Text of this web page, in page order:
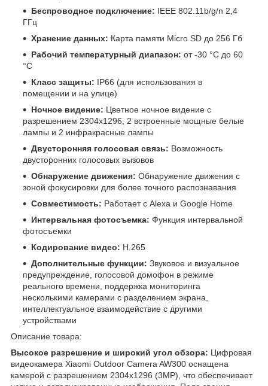
Беспроводное подключение: IEEE 802.11b/g/n 2,4
ГГц
Хранение данных: Карта памяти Micro SD до 256 Гб
Рабочий температурный диапазон: от -30 °C до 60
°C
Класс защиты: IP66 (для использования в
помещении и на улице)
Ночное видение: Цветное ночное видение с
разрешением 2304x1296, 2 встроенные мощные белые
лампы и 2 инфракрасные лампы
Двусторонняя голосовая связь: Возможность
двусторонних голосовых вызовов
Обнаружение движения: Обнаружение движения с
зоной фокусировки для более точного распознавания
Совместимость: Работает с Alexa и Google Home
Интервальная фотосъемка: Функция интервальной
фотосъемки
Кодирование видео: H.265
Дополнительные функции: Звуковое и визуальное
предупреждение, голосовой домофон в режиме
реального времени, поддержка мониторинга
несколькими камерами с разделением экрана,
интеллектуальное взаимодействие с другими
устройствами
Описание товара:
Высокое разрешение и широкий угол обзора: Цифровая
видеокамера Xiaomi Outdoor Camera AW300 оснащена
камерой с разрешением 2304x1296 (3MP), что обеспечивает